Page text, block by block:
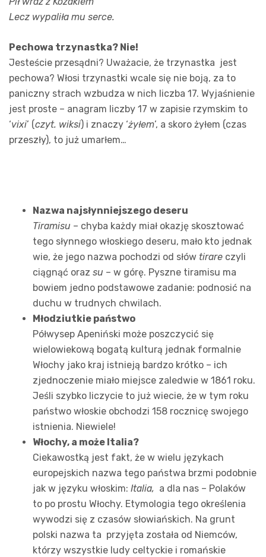
Lecz wypaliła mu serce.
Pechowa trzynastka? Nie!
Jesteście przesądni? Uważacie, że trzynastka jest
pechowa? Włosi trzynastki wcale się nie boją, za to
paniczny strach wzbudza w nich liczba 17. Wyjaśnienie
jest proste – anagram liczby 17 w zapisie rzymskim to
‘vixi’ (czyt. wiksi) i znaczy ‘żyłem’, a skoro żyłem (czas
przeszły), to już umarłem…
Nazwa najsłynniejszego deseru
Tiramisu – chyba każdy miał okazję skosztować
tego słynnego włoskiego deseru, mało kto jednak
wie, że jego nazwa pochodzi od słów tirare czyli
ciągnąć oraz su – w górę. Pyszne tiramisu ma
bowiem jedno podstawowe zadanie: podnosić na
duchu w trudnych chwilach.
Młodziutkie państwo
Półwysep Apeniński może poszczycić się
wielowiekową bogatą kulturą jednak formalnie
Włochy jako kraj istnieją bardzo krótko – ich
zjednoczenie miało miejsce zaledwie w 1861 roku.
Jeśli szybko liczycie to już wiecie, że w tym roku
państwo włoskie obchodzi 158 rocznicę swojego
istnienia. Niewiele!
Włochy, a może Italia?
Ciekawostką jest fakt, że w wielu językach
europejskich nazwa tego państwa brzmi podobnie
jak w języku włoskim: Italia, a dla nas – Polaków
to po prostu Włochy. Etymologia tego określenia
wywodzi się z czasów słowiańskich. Na grunt
polski nazwa ta przyjęta została od Niemców,
którzy wszystkie ludy celtyckie i romańskie